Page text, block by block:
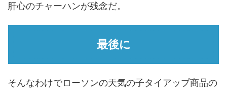
肝心のチャーハンが残念だ。
最後に
そんなわけでローソンの天気の子タイアップ商品の